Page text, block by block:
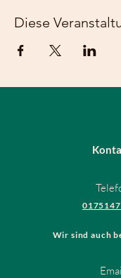
Diese
Wir sind auch